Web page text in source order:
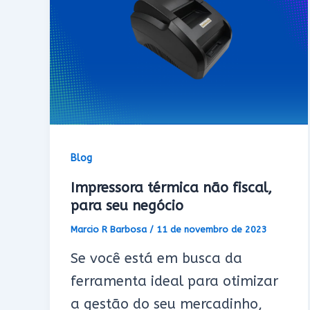
Blog
Impressora térmica não fiscal,
para seu negócio
Marcio R Barbosa / 11 de novembro de 2023
Se você está em busca da
ferramenta ideal para otimizar
a gestão do seu mercadinho,